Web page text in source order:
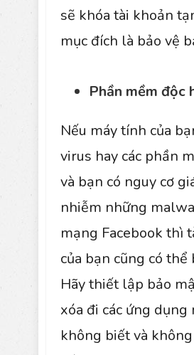
sẽ khóa tài khoản
mục đích là bảo vệ
Phần mềm độc
Nếu máy tính của
virus hay các phần
và bạn có nguy cơ
nhiễm những
mạng Facebook thì
của bạn cũng có thể
Hãy thiết lập bảo
xóa đi các ứng dụng
không biết và